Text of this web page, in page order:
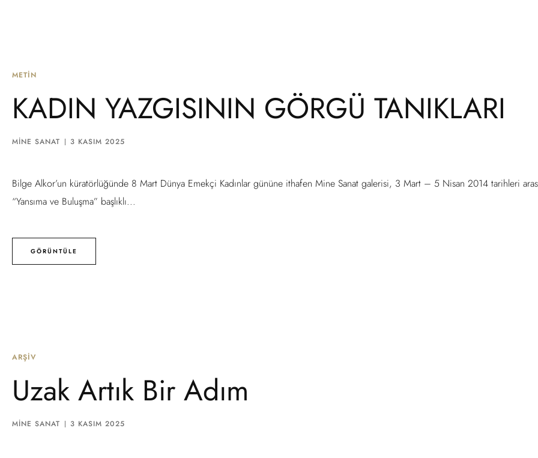
METIN
KADIN YAZGISININ GÖRGÜ TANIKLARI
MINE SANAT 3 KASIM 2025
Bilge Alkor’un küratörlüğünde 8 Mart Dünya Emekçi Kadınlar gününe ithafen Mine Sanat galerisi, 3 Mart – 5 Nisan 2014 tarihleri
“Yansıma ve Buluşma” başlıklı...
GÖRÜNTÜLE
ARŞIV
Uzak Artık Bir Adım
MINE SANAT 3 KASIM 2025